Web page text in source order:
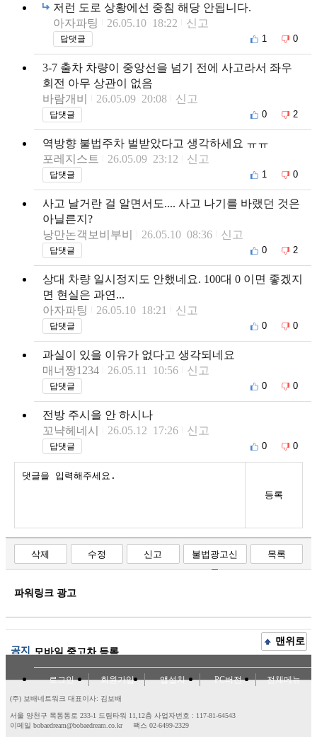
저런 도로 상황에선 중침 해당 안됩니다.
아자파팅
26.05.10 18:22 신고
답댓글 1 0
3-7 출차 차량이 중앙선을 넘기 전에 사고라서 좌우
회전 아무 상관이 없음
바람개비
26.05.09 20:08 신고
답댓글 0 2
역방향 불법주차 벌받았다고 생각하세요 ㅠㅠ
포레지스트
26.05.09 23:12 신고
답댓글 1 0
사고 날거란 걸 알면서도.... 사고 나기를 바랬던 것은
아닐른지?
낭만논객보비부비
26.05.10 08:36 신고
답댓글 0 2
상대 차량 일시정지도 안했네요. 100대 0 이면 좋겠지
면 현실은 과연...
아자파팅
26.05.10 18:21 신고
답댓글 0 0
과실이 있을 이유가 없다고 생각되네요
매너짱1234
26.05.11 10:56 신고
답댓글 0 0
전방 주시을 안 하시나
꼬냑헤네시
26.05.12 17:26 신고
답댓글 0 0
등록
삭제 수정 신고
불법광고신
고
목록
파워링크 광고
공지 모바일 중고차 등록
맨위로
로그인 회원가입 앱설치 PC버전 전체메뉴
(주) 보배네트워크 대표이사: 김보배
서울 양천구 목동동로 233-1 드림타워 11,12층 사업자번호 : 117-81-64543
이메일 bobaedream@bobaedream.co.kr
팩스 02-6499-2329